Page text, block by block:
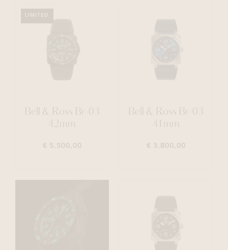
LIMITED
Bell & Ross Br-03
42mm
€ 5.500,00
Bell & Ross Br-03
41mm
€ 3.800,00